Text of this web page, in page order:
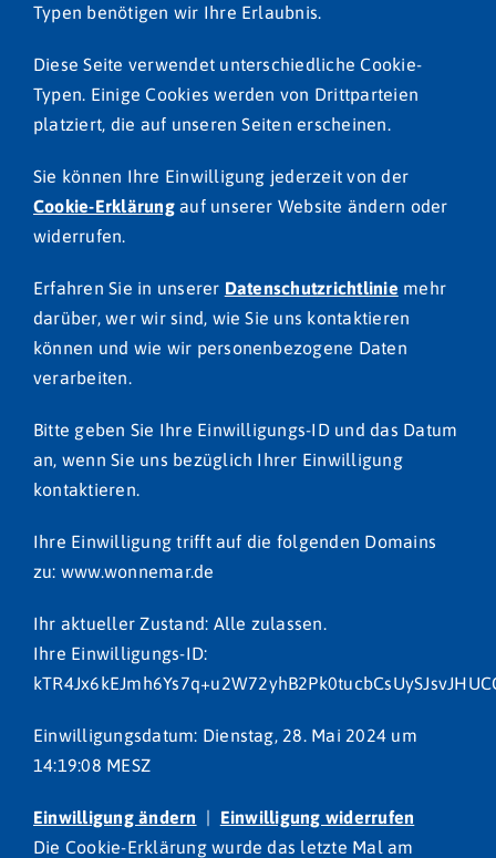
Typen benötigen wir Ihre Erlaubnis.
Diese Seite verwendet unterschiedliche Cookie-
Typen. Einige Cookies werden von Drittparteien
platziert, die auf unseren Seiten erscheinen.
Sie können Ihre Einwilligung jederzeit von der
Cookie-Erklärungauf unserer Website ändern oder
widerrufen.
Erfahren Sie in unserer Datenschutzrichtlinie mehr
darüber, wer wir sind, wie Sie uns kontaktieren
können und wie wir personenbezogene Daten
verarbeiten.
Bitte geben Sie Ihre Einwilligungs-ID und das Datum
an, wenn Sie uns bezüglich Ihrer Einwilligung
kontaktieren.
Ihre Einwilligung trifft auf die folgenden Domains
zu: www.wonnemar.de
Ihr aktueller Zustand: Alle zulassen.
Ihre Einwilligungs-ID:
Einwilligungsdatum: Dienstag, 28. Mai 2024 um
14:19:08 MESZ
Einwilligung ändern | Einwilligung widerrufen
Die Cookie-Erklärung wurde das letzte Mal am